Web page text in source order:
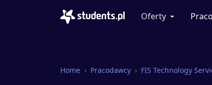
Oferty
Home Pracodawcy FIS Technology